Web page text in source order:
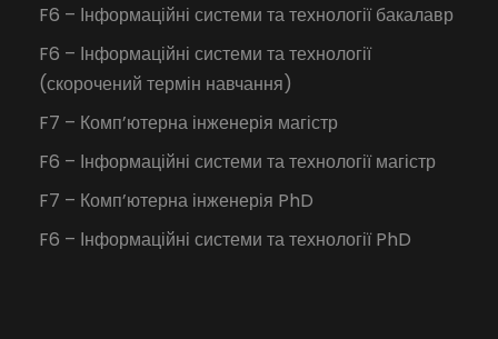
F6 – Інформаційні системи та технології бакалавр
F6 – Інформаційні системи та технології
(скорочений термін навчання)
F7 – Комп’ютерна інженерія магістр
F6 – Інформаційні системи та технології магістр
F7 – Комп’ютерна інженерія PhD
F6 – Інформаційні системи та технології PhD